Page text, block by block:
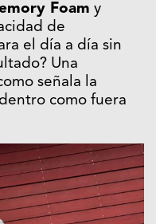
Foam y
de
el día a día sin
Una
señala la
como fuera